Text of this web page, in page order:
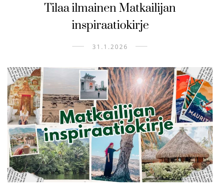
Tilaa ilmainen Matkailijan
inspiraatiokirje
31.1.2026